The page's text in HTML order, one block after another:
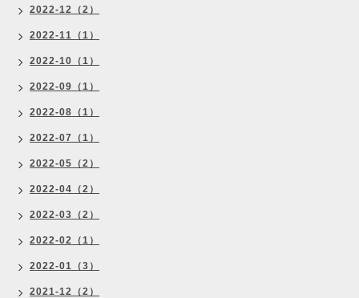
2022-12（2）
2022-11（1）
2022-10（1）
2022-09（1）
2022-08（1）
2022-07（1）
2022-05（2）
2022-04（2）
2022-03（2）
2022-02（1）
2022-01（3）
2021-12（2）